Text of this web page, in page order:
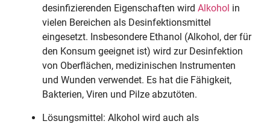
desinfizierenden Eigenschaften wird Alkohol in
vielen Bereichen als Desinfektionsmittel
eingesetzt. Insbesondere Ethanol (Alkohol, der für
den Konsum geeignet ist) wird zur Desinfektion
von Oberflächen, medizinischen Instrumenten
und Wunden verwendet. Es hat die Fähigkeit,
Bakterien, Viren und Pilze abzutöten.
Lösungsmittel: Alkohol wird auch als